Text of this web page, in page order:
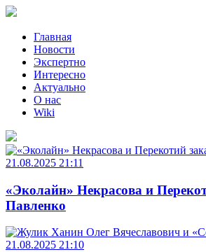
Главная
Новости
Экспертно
Интересно
Актуально
О нас
Wiki
21.08.2025 21:11
«Эколайн» Некрасова и
Павленко
21.08.2025 21:10